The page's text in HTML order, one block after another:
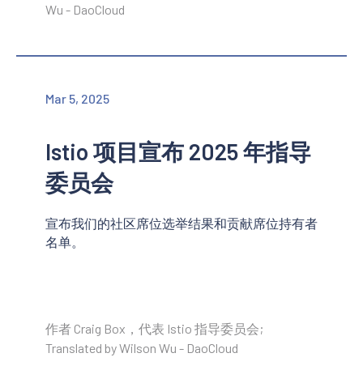
Wu - DaoCloud
Mar 5, 2025
Istio 项目宣布 2025 年指导
委员会
宣布我们的社区席位选举结果和贡献席位持有者
名单。
作者 Craig Box，代表 Istio 指导委员会;
Translated by Wilson Wu - DaoCloud